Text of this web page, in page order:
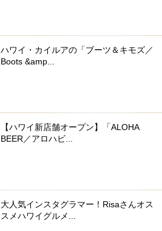
ハワイ・カイルアの「ブーツ＆キモズ／
Boots &amp...
【ハワイ新店舗オープン】「ALOHA
BEER／アロハビ...
大人気インスタグラマー！Risaさんオス
スメハワイグルメ...